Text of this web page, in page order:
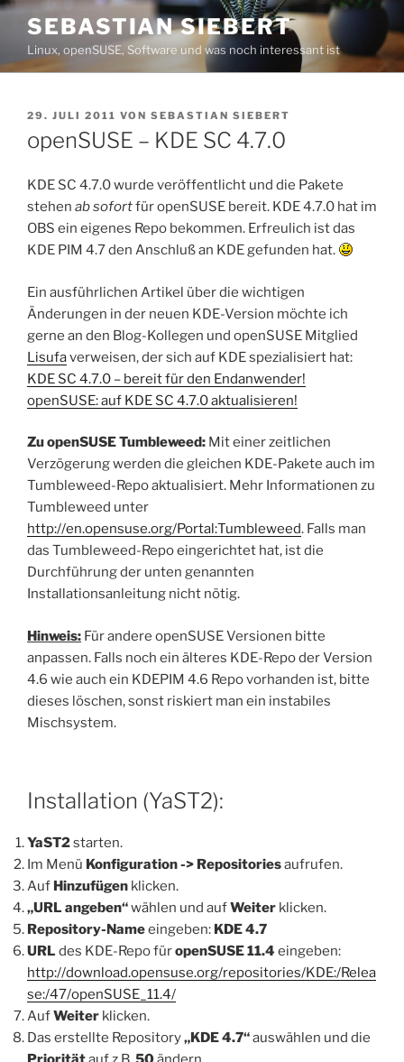
Zum
Inhalt
springen
SEBASTIAN SIEBERT
Linux, openSUSE, Software und was noch interessant ist
VERÖFFENTLICHT
29. JULI 2011 VON SEBASTIAN SIEBERT
openSUSE – KDE SC 4.7.0
KDE SC 4.7.0 wurde veröffentlicht und die Pakete
stehen ab sofortfür openSUSE bereit. KDE 4.7.0 hat im
OBS ein eigenes Repo bekommen. Erfreulich ist das
KDE PIM 4.7 den Anschluß an KDE gefunden hat.
Ein ausführlichen Artikel über die wichtigen
Änderungen in der neuen KDE-Version möchte ich
gerne an den Blog-Kollegen und openSUSE Mitglied
Lisufaverweisen, der sich auf KDE spezialisiert hat:
KDE SC 4.7.0 – bereit für den Endanwender!
openSUSE: auf KDE SC 4.7.0 aktualisieren!
Zu openSUSE Tumbleweed: Mit einer zeitlichen
Verzögerung werden die gleichen KDE-Pakete auch im
Tumbleweed-Repo aktualisiert. Mehr Informationen zu
Tumbleweed unter
http://en.opensuse.org/Portal:Tumbleweed. Falls man
das Tumbleweed-Repo eingerichtet hat, ist die
Durchführung der unten genannten
Installationsanleitung nicht nötig.
Hinweis: Für andere openSUSE Versionen bitte
anpassen. Falls noch ein älteres KDE-Repo der Version
4.6 wie auch ein KDEPIM 4.6 Repo vorhanden ist, bitte
dieses löschen, sonst riskiert man ein instabiles
Mischsystem.
Installation (YaST2):
YaST2starten.
Im Menü Konfiguration -> Repositoriesaufrufen.
Auf Hinzufügen klicken.
„URL angeben“wählen und aufWeiter klicken.
Repository-Nameeingeben: KDE 4.7
URL des KDE-Repo füropenSUSE 11.4 eingeben:
http://download.opensuse.org/repositories/KDE:/Relea
se:/47/openSUSE_11.4/
AufWeiter klicken.
Das erstellte Repository„KDE 4.7“auswählen und die